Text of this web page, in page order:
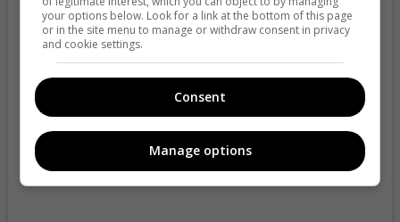
View this post on Instagram
your options below. Look for a link at the bottom of this page
or in the site menu to manage or withdraw consent in privacy
and cookie settings.
Consent
Manage options